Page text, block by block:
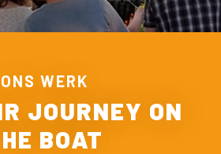
ONS WERK
JOURNEY ON
BOAT